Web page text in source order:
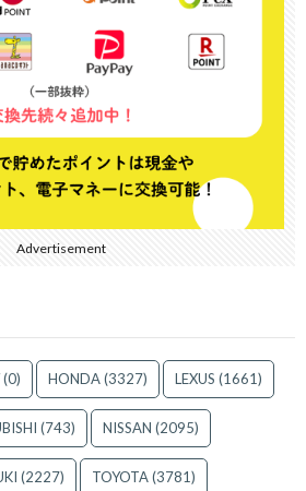
Advertisement
(0) HONDA(3327) LEXUS (1661)
(743) NISSAN (2095)
(2227) TOYOTA(3781)